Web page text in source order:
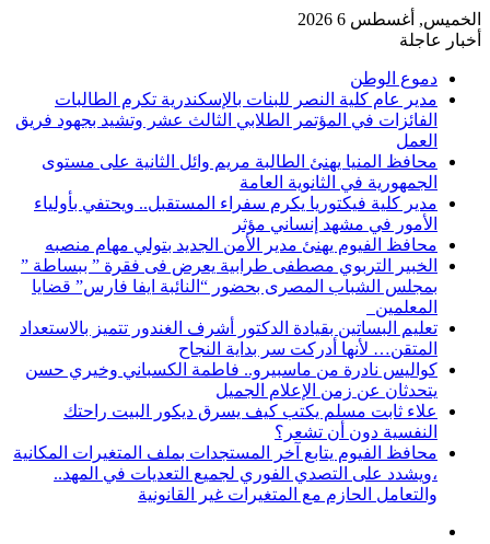
الخميس, أغسطس 6 2026
أخبار عاجلة
دموع الوطن
مدير عام كلية النصر للبنات بالإسكندرية تكرم الطالبات
الفائزات في المؤتمر الطلابي الثالث عشر وتشيد بجهود فريق
العمل
محافظ المنيا يهنئ الطالبة مريم وائل الثانية على مستوى
الجمهورية في الثانوية العامة
مدير كلية فيكتوريا يكرم سفراء المستقبل.. ويحتفي بأولياء
الأمور في مشهد إنساني مؤثر
محافظ الفيوم يهنئ مدير الأمن الجديد بتولي مهام منصبه
الخبير التربوي مصطفى طرابية يعرض فى فقرة ” ببساطة ”
بمجلس الشباب المصرى بحضور “النائبة ايفا فارس” قضايا
المعلمين
تعليم البساتين بقيادة الدكتور أشرف الغندور تتميز بالاستعداد
المتقن… لأنها أدركت سر بداية النجاح
كواليس نادرة من ماسبيرو.. فاطمة الكسباني وخيري حسن
يتحدثان عن زمن الإعلام الجميل
علاء ثابت مسلم يكتب كيف يسرق ديكور البيت راحتك
النفسية دون أن تشعر؟
محافظ الفيوم يتابع آخر المستجدات بملف المتغيرات المكانية
،ويشدد على التصدي الفوري لجميع التعديات في المهد..
والتعامل الحازم مع المتغيرات غير القانونية